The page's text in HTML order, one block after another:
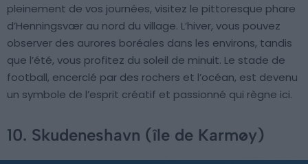
pleinement de vos journées, visitez le pittoresque phare
d’Henningsvær au nord du village. L’hiver, vous pouvez
observer des aurores boréales dans les environs, tandis
que l’été, vous profitez du soleil de minuit. Le stade de
football, encerclé par des rochers et l’océan, est devenu
un symbole de l’esprit créatif et passionné qui règne ici.
10. Skudeneshavn (île de Karmøy)